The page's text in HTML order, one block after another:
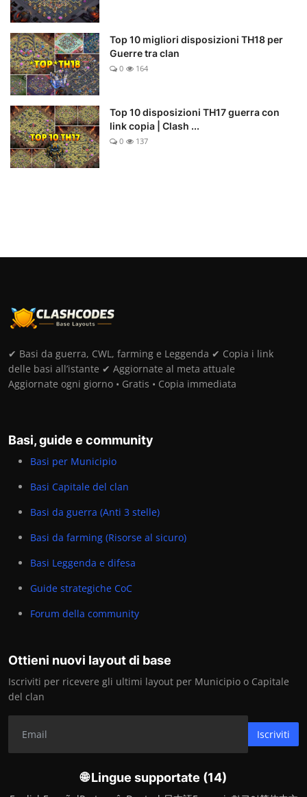
Top 10 migliori disposizioni TH18 per
Guerre tra clan
0 164
Top 10 disposizioni TH17 guerra con
link copia | Clash ...
0 137
✔ Basi da guerra, CWL, farming e Leggenda ✔ Copia i link
delle basi all’istante ✔ Aggiornate al meta attuale
Aggiornate ogni giorno • Gratis • Copia immediata
Basi, guide e community
Basi per Municipio
Basi Capitale del clan
Basi da guerra (Anti 3 stelle)
Basi da farming (Risorse al sicuro)
Basi Leggenda e difesa
Guide strategiche CoC
Forum della community
Ottieni nuovi layout di base
Iscriviti per ricevere gli ultimi layout per Municipio o Capitale
del clan
Iscriviti
🌐 Lingue supportate (14)